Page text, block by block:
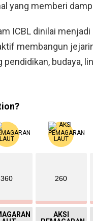
yang memberi
ICBL dinilai
membangun
pendidikan, budaya,
360 260
AKSI